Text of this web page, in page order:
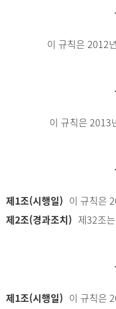
이 규칙은 2012
이 규칙은 2013
제1조(시행일) 이 규칙은
제2조(경과조치) 제32조
제1조(시행일) 이 규칙은